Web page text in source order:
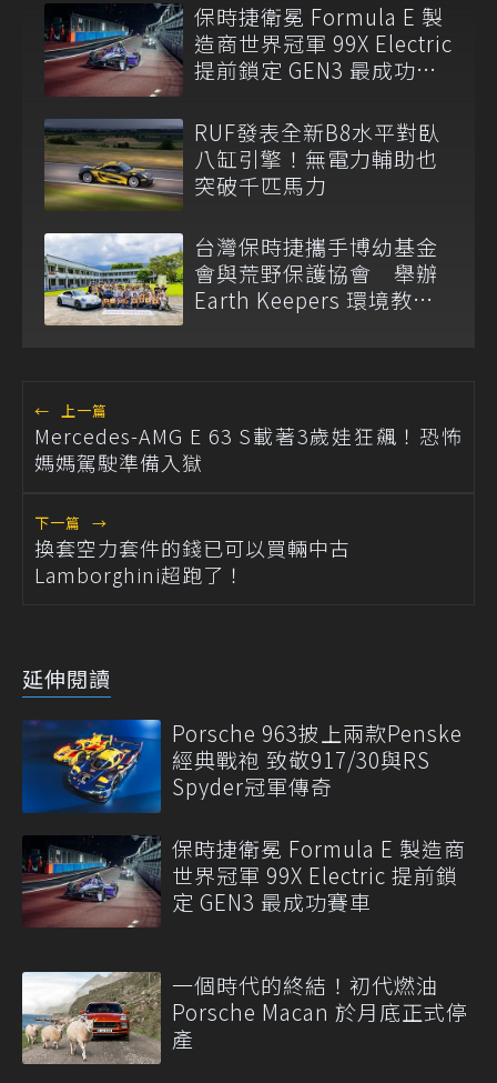
保時捷衛冕 Formula E 製
造商世界冠軍 99X Electric
提前鎖定 GEN3 最成功賽
RUF發表全新B8水平對臥
八缸引擎！無電力輔助也
突破千匹馬力
台灣保時捷攜手博幼基金
會與荒野保護協會 舉辦
Earth Keepers 環境教育
← 上一篇
Mercedes-AMG E 63 S載著3歲娃狂飆！恐怖
媽媽駕駛準備入獄
下一篇 →
換套空力套件的錢已可以買輛中古
Lamborghini超跑了！
延伸閱讀
Porsche 963披上兩款Penske
經典戰袍 致敬917/30與RS
Spyder冠軍傳奇
保時捷衛冕 Formula E 製造商
世界冠軍 99X Electric 提前鎖
定 GEN3 最成功賽車
一個時代的終結！初代燃油
Porsche Macan 於月底正式停
產